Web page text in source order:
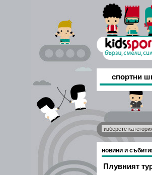
спортни
новини и
Плувният